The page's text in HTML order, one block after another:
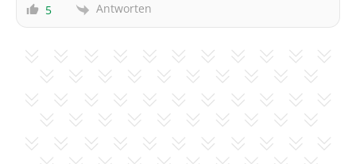
5 Antworten